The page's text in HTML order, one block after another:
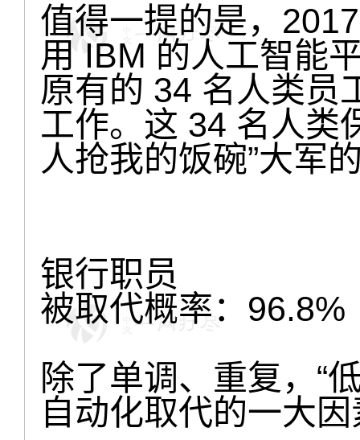
值得一提的是，
用 IBM 的人工智能
原有的 34 名人类员
工作。这 34 名人类
人抢我的饭碗”大军
银行职员
被取代概率：96.8%
除了单调、重复，“
自动化取代的一大